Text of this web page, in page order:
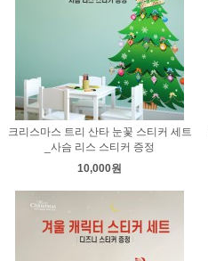
크리스마스 트리 산타 눈꽃 스티커 세트
_사슴 리스 스티커 증정
10,000원